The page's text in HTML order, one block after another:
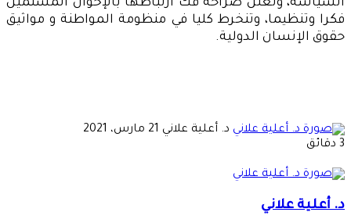
السياسة، وتُعلن صراحة فك ارتباطها بالإخوان المسلمين
فكرا وتنظيما، وتنخرط كليا في منظومة المواطنة و مواثيق
حقوق الإنسان الدولية.
د. أعلية علاني أرسل
21 مارس، 2021
3 دقائق
د. أعلية علاني